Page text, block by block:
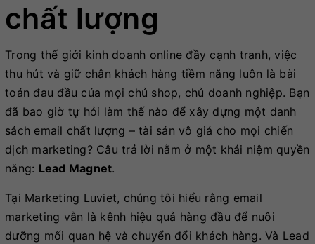
chất lượng
Trong thế giới kinh doanh online đầy cạnh tranh, việc
thu hút và giữ chân khách hàng tiềm năng luôn là bài
toán đau đầu của mọi chủ shop, chủ doanh nghiệp. Bạn
đã bao giờ tự hỏi làm thế nào để xây dựng một danh
sách email chất lượng – tài sản vô giá cho mọi chiến
dịch marketing? Câu trả lời nằm ở một khái niệm quyền
năng: Lead Magnet.
Tại Marketing Luviet, chúng tôi hiểu rằng email
marketing vẫn là kênh hiệu quả hàng đầu để nuôi
dưỡng mối quan hệ và chuyển đổi khách hàng. Và Lead